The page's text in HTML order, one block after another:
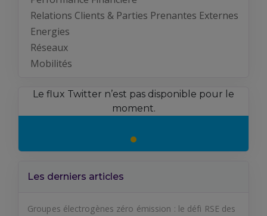
Relations Clients & Parties Prenantes Externes
Energies
Réseaux
Mobilités
Le flux Twitter n’est pas disponible pour le
moment.
Les derniers articles
Groupes électrogènes zéro émission : le défi RSE des